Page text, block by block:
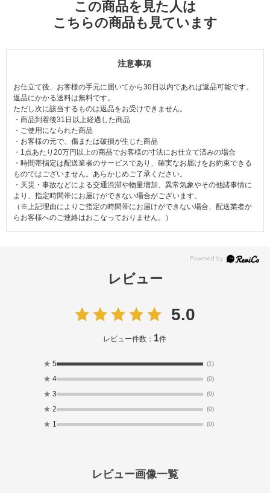
この商品を見た人は
こちらの商品も見ています
注意事項
お仕立て後、お客様の手元に届いてから30日以内であれば返品可能です。
返品にかかる送料は無料です。
ただし次に該当するものは返品をお受けできません。
・商品到着後31日以上経過した商品
・ご使用になられた商品
・お客様の元で、傷または破損が生じた商品
・1点あたり20万円以上の商品でお客様の寸法にお仕立て済みの場合
・時間帯指定は配送業者のサービスであり、確実なお届けをお約束できる
ものではございません。あらかじめご了承ください。
・天災・事故などによる交通渋滞や物量増加、異常気象やその他諸事情に
より、指定時間帯にお届けができない場合がございます。
（※上記理由によりご指定の時間帯にお届けができない場合、配送業者か
らお客様へのご連絡はおこなっておりません。）
レビュー
5.0
レビュー件数： 1件
★ 5 (1)
★ 4 (0)
★ 3 (0)
★ 2 (0)
★ 1 (0)
レビュー画像一覧